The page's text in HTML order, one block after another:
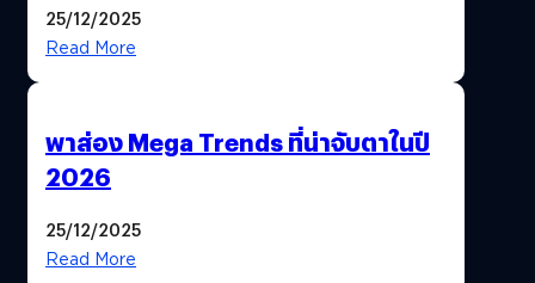
25/12/2025
Read More
พาส่อง Mega Trends ที่น่าจับตาในปี
2026
25/12/2025
Read More